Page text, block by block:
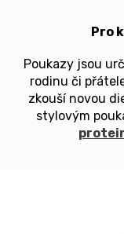
Pro
Poukazy jsou
rodinu či
zkouší novou
stylovým